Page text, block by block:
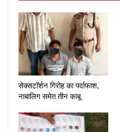
सेक्सटॉर्शन गिरोह का पर्दाफाश,
नाबालिग समेत तीन काबू